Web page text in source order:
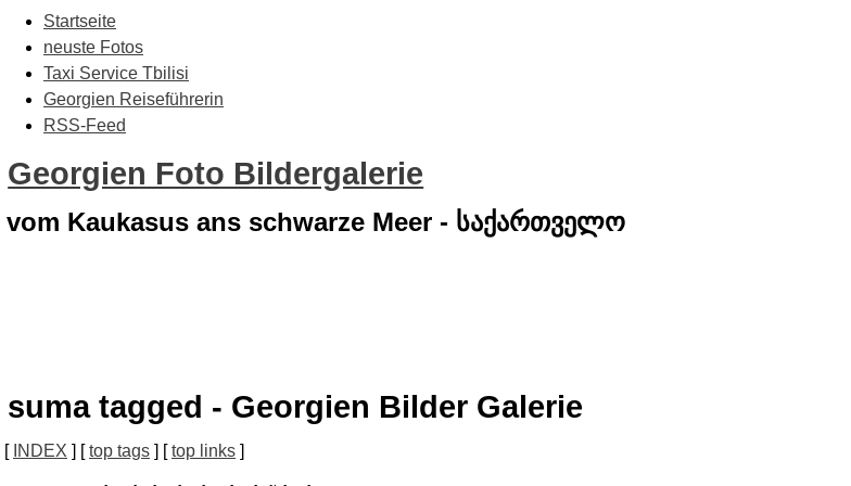
Startseite
neuste Fotos
Taxi Service Tbilisi
Georgien Reiseführerin
RSS-Feed
Georgien Foto Bildergalerie
vom Kaukasus ans schwarze Meer - საქართველო
suma tagged - Georgien Bilder Galerie
[ INDEX ] [top tags ] [top links ]